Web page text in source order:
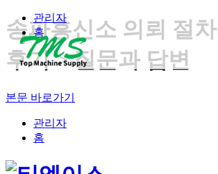
송파흥신소 의뢰 절
후기 > 질문과 답변
본문 바로가기
관리자
홈
관리자
홈